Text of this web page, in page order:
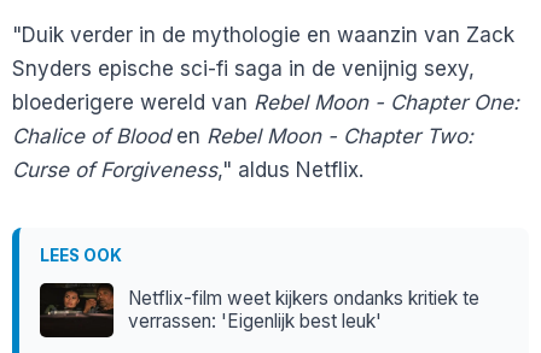
"Duik verder in de mythologie en waanzin van Zack
Snyders epische sci-fi saga in de venijnig sexy,
bloederigere wereld van Rebel Moon - Chapter One:
Chalice of Blooden Rebel Moon - Chapter Two:
Curse of Forgiveness," aldus Netflix.
LEES OOK
Netflix-film weet kijkers ondanks kritiek te
verrassen: 'Eigenlijk best leuk'